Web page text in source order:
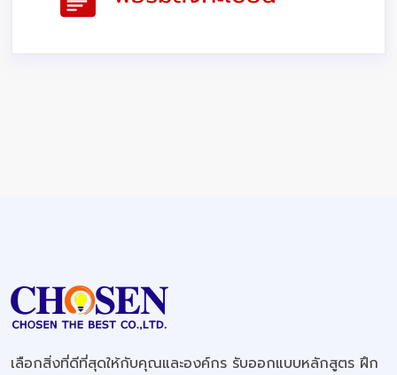
เลือกสิ่งที่ดีที่สุดให้กับคุณและองค์กร รับออกแบบหลักสูตร ฝึก